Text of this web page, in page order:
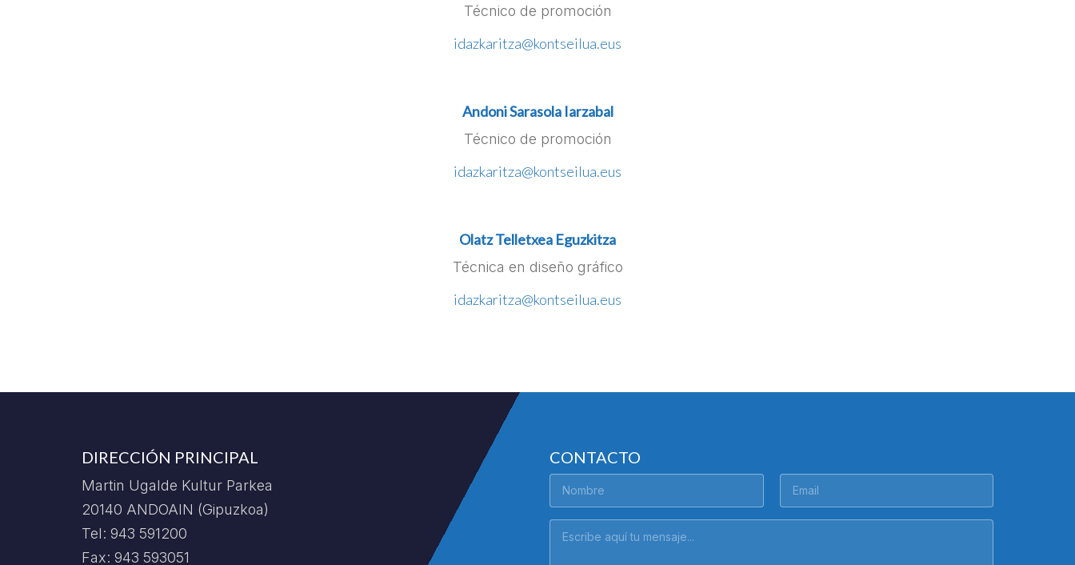
Técnico de promoción
idazkaritza@kontseilua.eus
Andoni Sarasola Iarzabal
Técnico de promoción
idazkaritza@kontseilua.eus
Olatz Telletxea Eguzkitza
Técnica en diseño gráfico
idazkaritza@kontseilua.eus
DIRECCIÓN PRINCIPAL
Martin Ugalde Kultur Parkea
20140 ANDOAIN (Gipuzkoa)
Tel: 943 591200
Fax: 943 593051
CONTACTO